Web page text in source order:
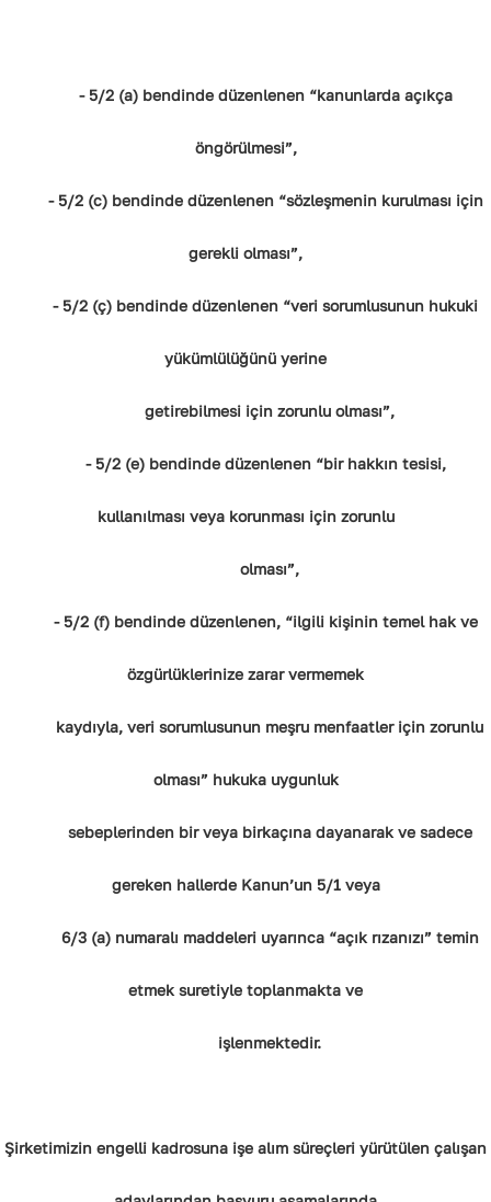
- 5/2 (a) bendinde düzenlenen “kanunlarda açıkça
öngörülmesi”,
- 5/2 (c) bendinde düzenlenen “sözleşmenin kurulması için
gerekli olması”,
- 5/2 (ç) bendinde düzenlenen “veri sorumlusunun hukuki
yükümlülüğünü yerine
getirebilmesi için zorunlu olması”,
- 5/2 (e) bendinde düzenlenen “bir hakkın tesisi,
kullanılması veya korunması için zorunlu
olması”,
- 5/2 (f) bendinde düzenlenen, “ilgili kişinin temel hak ve
özgürlüklerinize zarar vermemek
kaydıyla, veri sorumlusunun meşru menfaatler için zorunlu
olması” hukuka uygunluk
sebeplerinden bir veya birkaçına dayanarak ve sadece
gereken hallerde Kanun’un 5/1 veya
6/3 (a) numaralı maddeleri uyarınca “açık rızanızı” temin
etmek suretiyle toplanmakta ve
işlenmektedir.
Şirketimizin engelli kadrosuna işe alım süreçleri yürütülen çalışan